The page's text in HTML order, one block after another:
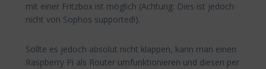
mit einer Fritzbox ist möglich (Achtung: Dies ist jedoch
nicht von Sophos supported!).
Sollte es jedoch absolut nicht klappen, kann man einen
Raspberry Pi als Router umfunktionieren und diesen per